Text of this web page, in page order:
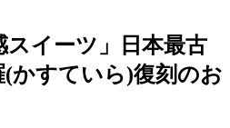
スイーツ」日本最古
かすていら)復刻のお